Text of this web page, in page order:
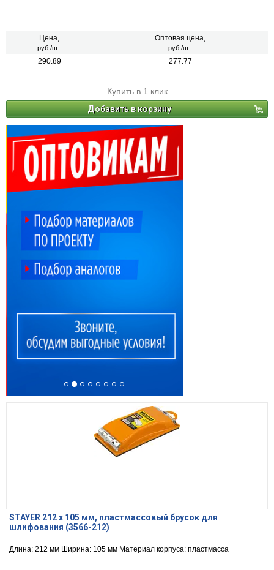
Цена,
руб./шт.
Оптовая цена,
руб./шт.
290.89 277.77
Купить в 1 клик
Добавить в корзину
STAYER 212 x 105 мм, пластмассовый брусок для
шлифования (3566-212)
Длина: 212 мм Ширина: 105 мм Материал корпуса: пластмасса